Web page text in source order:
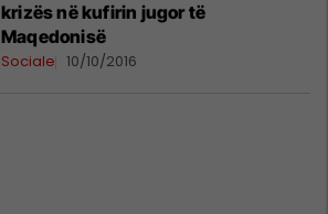
krizës në kufirin jugor të
Maqedonisë
Sociale 10/10/2016